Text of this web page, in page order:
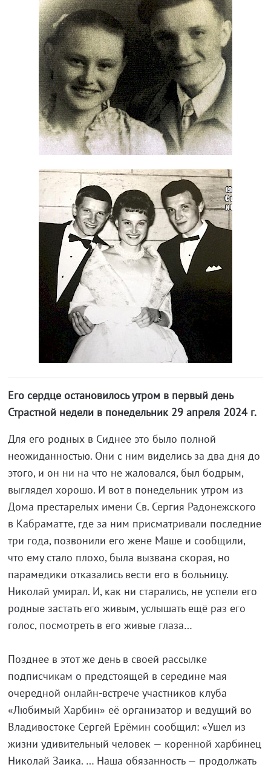
Его сердце остановилось утром в первый день
Страстной недели в понедельник 29 апреля 2024 г.
Для его родных в Сиднее это было полной
неожиданностью. Они с ним виделись за два дня до
этого, и он ни на что не жаловался, был бодрым,
выглядел хорошо. И вот в понедельник утром из
Дома престарелых имени Св. Сергия Радонежского
в Кабраматте, где за ним присматривали последние
три года, позвонили его жене Маше и сообщили,
что ему стало плохо, была вызвана скорая, но
парамедики отказались вести его в больницу.
Николай умирал. И, как ни старались, не успели его
родные застать его живым, услышать ещё раз его
голос, посмотреть в его живые глаза…
Позднее в этот же день в своей рассылке
подписчикам о предстоящей в середине мая
очередной онлайн-встрече участников клуба
«Любимый Харбин» её организатор и ведущий во
Владивостоке Сергей Ерёмин сообщил: «Ушел из
жизни удивительный человек — коренной харбинец
Николай Заика. … Наша обязанность — продолжать